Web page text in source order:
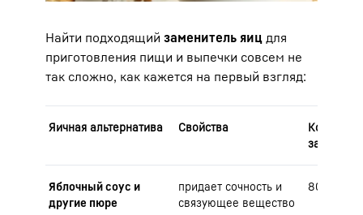
Найти подходящий заменитель яиц для
приготовления пищи и выпечки совсем не
так сложно, как кажется на первый взгляд:
Яичная альтернатива Свойства
замены 1
Яблочный соус и
другие пюре
придает сочность и
связующее вещество
80 г пюре